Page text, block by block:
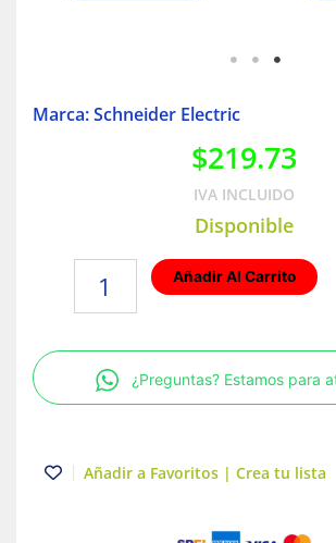
Marca: Schneider Electric
$219.73
IVA INCLUIDO
Disponible
Pulsador
-
Ø
22
cantidad
Añadir Al Carrito
¿Preguntas? Estamos para
Añadir a Favoritos | Crea tu lista